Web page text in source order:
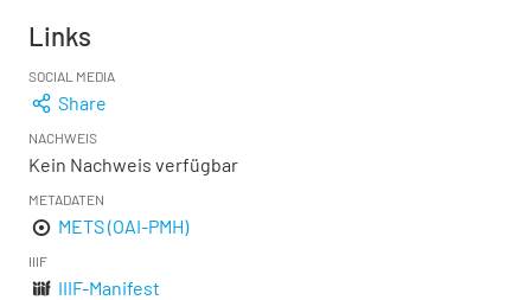
Links
SOCIAL MEDIA
Share
NACHWEIS
Kein Nachweis verfügbar
METADATEN
METS (OAI-PMH)
IIIF
IIIF-Manifest